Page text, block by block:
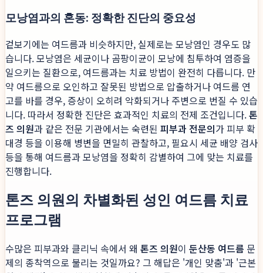
모낭염과의 혼동: 정확한 진단의 중요성
겉보기에는 여드름과 비슷하지만, 실제로는 모낭염인 경우도 많
습니다. 모낭염은 세균이나 곰팡이균이 모낭에 침투하여 염증을
일으키는 질환으로, 여드름과는 치료 방법이 완전히 다릅니다. 만
약 여드름으로 오인하고 잘못된 방법으로 압출하거나 여드름 연
고를 바를 경우, 증상이 오히려 악화되거나 주변으로 번질 수 있습
니다. 따라서 정확한 진단은 효과적인 치료의 전제 조건입니다.톤
즈 의원과 같은 전문 기관에서는 숙련된 피부과 전문의가 피부 확
대경 등을 이용해 병변을 면밀히 관찰하고, 필요시 세균 배양 검사
등을 통해 여드름과 모낭염을 정확히 감별하여 그에 맞는 치료를
진행합니다.
톤즈 의원의 차별화된 성인 여드름 치료
프로그램
수많은 피부과와 클리닉 속에서 왜 톤즈 의원이 둔산동 여드름 문
제의 종착역으로 불리는 것일까요? 그 해답은 '개인 맞춤'과 '근본